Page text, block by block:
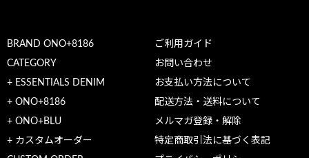
BRAND ONO+8186
CATEGORY
+ ESSENTIALS DENIM
+ ONO+8186
+ ONO+BLU
+ カスタムオーダー
ご利用ガイド
お問い合わせ
お支払い方法について
配送方法・送料について
メルマガ登録・解除
特定商取引法に基づく表記